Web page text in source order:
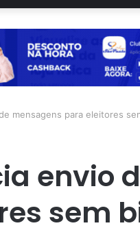
mensagens para eleitores
envio
sem